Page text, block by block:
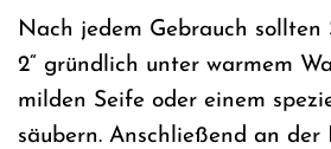
Nach jedem Gebrauch sollten
2“ gründlich unter warmem
milden Seife oder einem
säubern. Anschließend an